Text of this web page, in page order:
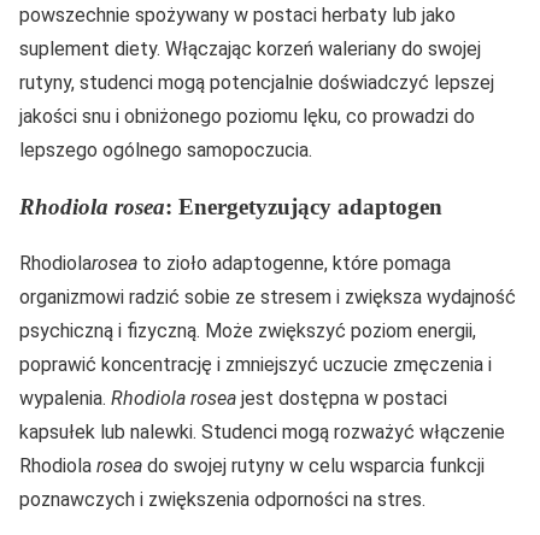
powszechnie spożywany w postaci herbaty lub jako
suplement diety. Włączając korzeń waleriany do swojej
rutyny, studenci mogą potencjalnie doświadczyć lepszej
jakości snu i obniżonego poziomu lęku, co prowadzi do
lepszego ogólnego samopoczucia.
Rhodiola rosea: Energetyzujący adaptogen
Rhodiolarosea to zioło adaptogenne, które pomaga
organizmowi radzić sobie ze stresem i zwiększa wydajność
psychiczną i fizyczną. Może zwiększyć poziom energii,
poprawić koncentrację i zmniejszyć uczucie zmęczenia i
wypalenia. Rhodiola rosea jest dostępna w postaci
kapsułek lub nalewki. Studenci mogą rozważyć włączenie
Rhodiola rosea do swojej rutyny w celu wsparcia funkcji
poznawczych i zwiększenia odporności na stres.